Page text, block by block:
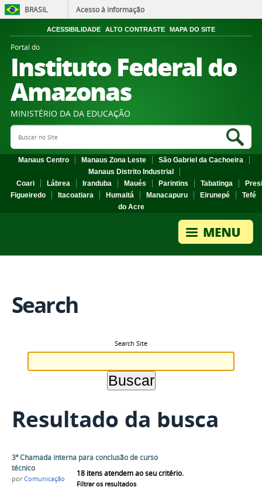
BRASIL Acesso à informação
ACESSIBILIDADE ALTO CONTRASTE MAPA DO SITE
Portal do
Instituto Federal do
Amazonas
MINISTÉRIO DA DA EDUCAÇÃO
Search Site
Manaus Centro Manaus Zona Leste
São Gabriel da Cachoeira
Manaus Distrito Industrial
Coari
Lábrea Iranduba Maués Parintins Tabatinga
Figueiredo
Itacoatiara Humaitá Manacapuru Eirunepé
Tefé
do Acre
Search
Search Site
Resultado da busca
18 itens atendem ao seu critério.
Filtrar os resultados
3ª Chamada interna para conclusão de curso
técnico
porComunicação CPR